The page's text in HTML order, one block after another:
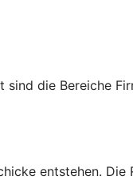
die Bereiche
entstehen.